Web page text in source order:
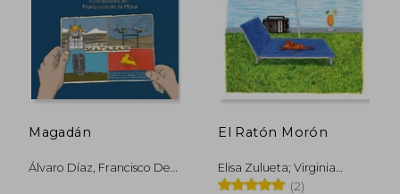
dcto. S/ 89,19
55%
dcto.
Magadán
Álvaro Díaz, Francisco De
El Ratón Morón
Elisa Zulueta; Virginia
Donoso
(2)